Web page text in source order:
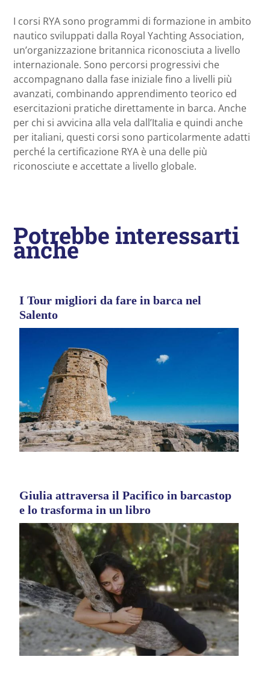
I corsi RYA sono programmi di formazione in ambito
nautico sviluppati dalla Royal Yachting Association,
un’organizzazione britannica riconosciuta a livello
internazionale. Sono percorsi progressivi che
accompagnano dalla fase iniziale fino a livelli più
avanzati, combinando apprendimento teorico ed
esercitazioni pratiche direttamente in barca. Anche
per chi si avvicina alla vela dall’Italia e quindi anche
per italiani, questi corsi sono particolarmente adatti
perché la certificazione RYA è una delle più
riconosciute e accettate a livello globale.
Potrebbe interessarti
anche
I Tour migliori da fare in barca nel
Salento
Giulia attraversa il Pacifico in barcastop
e lo trasforma in un libro